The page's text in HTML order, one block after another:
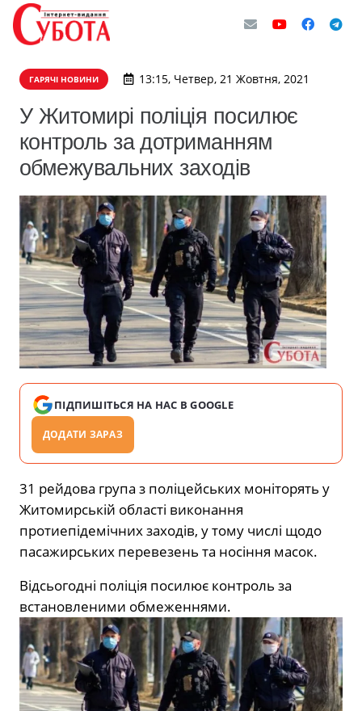
ГАРЯЧІ НОВИНИ 13:15, Четвер, 21 Жовтня, 2021
У Житомирі поліція посилює
контроль за дотриманням
обмежувальних заходів
ПІДПИШІТЬСЯ НА НАС В GOOGLE
ДОДАТИ ЗАРАЗ
31 рейдова група з поліцейських моніторять у
Житомирській області виконання
протиепідемічних заходів, у тому числі щодо
пасажирських перевезень та носіння масок.
Відсьогодні поліція посилює контроль за
встановленими обмеженнями.